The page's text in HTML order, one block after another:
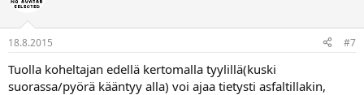
18.8.2015 #7
Tuolla koheltajan edellä kertomalla tyylillä(kuski
suorassa/pyörä kääntyy alla) voi ajaa tietysti asfaltillakin,